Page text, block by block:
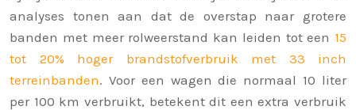
analyses tonen aan dat de overstap naar grotere
banden met meer rolweerstand kan leiden tot een 15
tot 20% hoger brandstofverbruik met 33 inch
terreinbanden. Voor een wagen die normaal 10 liter
per 100 km verbruikt, betekent dit een extra verbruik